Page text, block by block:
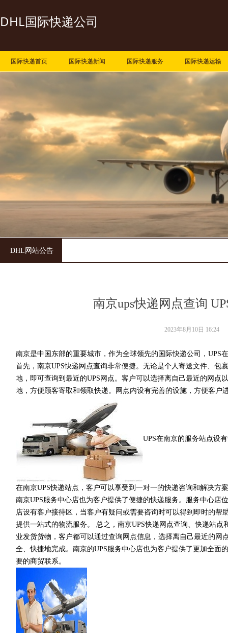
DHL国际快递公司
国际快递首页 国际快递新闻 国际快递服务 国际快递运输
DHL网站公告
南京ups快递网点查询
南京是中国东部的重要城市，作为全球领先的国际快递公司，
首先，南京UPS快递网点查询非常便捷。无论是个人寄送文件、包
地，即可查询到最近的UPS网点。客户可以选择离自己最近的网点
地，方便顾客寄取和领取快递。网点内设有完善的设施，方便客户
UPS在南京的服务站点设
在南京UPS快递站点，客户可以享受到一对一的快递咨询和解决
南京UPS服务中心店也为客户提供了便捷的快递服务。服务中心
店设有客户接待区，当客户有疑问或需要咨询时可以得到即时的
提供一站式的物流服务。 总之，南京UPS快递网点查询、快递站
业发货货物，客户都可以通过查询网点信息，选择离自己最近的
全、快捷地完成。南京的UPS服务中心店也为客户提供了更加全面
要的商贸联系。
2023年8月10日 16:24